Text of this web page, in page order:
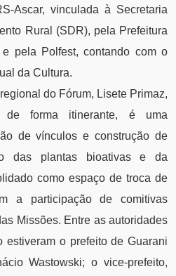
Ascar, vinculada à Secretaria
Rural (SDR), pela Prefeitura
pela Polfest, contando com o
da Cultura.
do Fórum, Lisete Primaz,
forma itinerante, é uma
de vínculos e construção de
das plantas bioativas e da
como espaço de troca de
a participação de comitivas
Missões. Entre as autoridades
estiveram o prefeito de Guarani
Wastowski; o vice-prefeito,